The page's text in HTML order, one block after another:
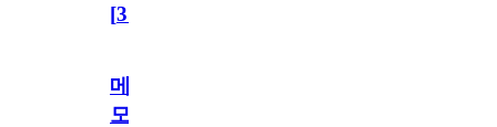
[31
메
모